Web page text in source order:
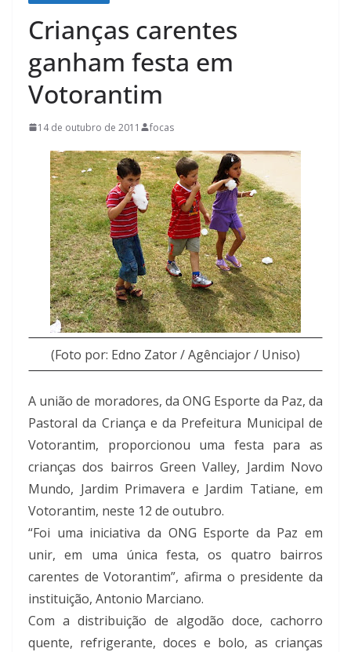
Crianças carentes
ganham festa em
Votorantim
14 de outubro de 2011 focas
(Foto por: Edno Zator / Agênciajor / Uniso)
A união de moradores, da ONG Esporte da Paz, da
Pastoral da Criança e da Prefeitura Municipal de
Votorantim, proporcionou uma festa para as
crianças dos bairros Green Valley, Jardim Novo
Mundo, Jardim Primavera e Jardim Tatiane, em
Votorantim, neste 12 de outubro.
“Foi uma iniciativa da ONG Esporte da Paz em
unir, em uma única festa, os quatro bairros
carentes de Votorantim”, afirma o presidente da
instituição, Antonio Marciano.
Com a distribuição de algodão doce, cachorro
quente, refrigerante, doces e bolo, as crianças